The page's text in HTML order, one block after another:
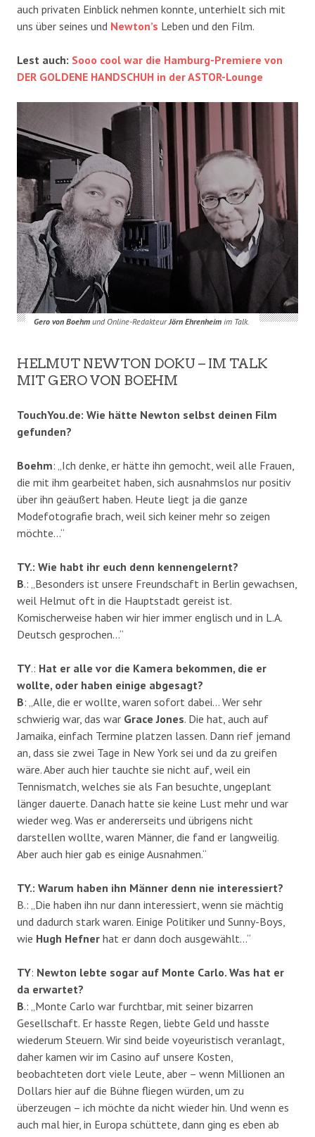
auch privaten Einblick nehmen konnte, unterhielt sich mit
uns über seines und Newton’s Leben und den Film.
Lest auch: Sooo cool war die Hamburg-Premiere von
DER GOLDENE HANDSCHUH in der ASTOR-Lounge
Gero von Boehmund Online-RedakteurJörn Ehrenheimim Talk.
HELMUT NEWTON DOKU – IM TALK
MIT GERO VON BOEHM
TouchYou.de: Wie hätte Newton selbst deinen Film
gefunden?
Boehm: „Ich denke, er hätte ihn gemocht, weil alle Frauen,
die mit ihm gearbeitet haben, sich ausnahmslos nur positiv
über ihn geäußert haben. Heute liegt ja die ganze
Modefotografie brach, weil sich keiner mehr so zeigen
möchte…“
TY.: Wie habt ihr euch denn kennengelernt?
B.: „Besonders ist unsere Freundschaft in Berlin gewachsen,
weil Helmut oft in die Hauptstadt gereist ist.
Komischerweise haben wir hier immer englisch und in L.A.
Deutsch gesprochen…“
TY.: Hat er alle vor die Kamera bekommen, die er
wollte, oder haben einige abgesagt?
B: „Alle, die er wollte, waren sofort dabei… Wer sehr
schwierig war, das war Grace Jones. Die hat, auch auf
Jamaika, einfach Termine platzen lassen. Dann rief jemand
an, dass sie zwei Tage in New York sei und da zu greifen
wäre. Aber auch hier tauchte sie nicht auf, weil ein
Tennismatch, welches sie als Fan besuchte, ungeplant
länger dauerte. Danach hatte sie keine Lust mehr und war
wieder weg. Was er andererseits und übrigens nicht
darstellen wollte, waren Männer, die fand er langweilig.
Aber auch hier gab es einige Ausnahmen.“
TY.: Warum haben ihn Männer denn nie interessiert?
B.: „Die haben ihn nur dann interessiert, wenn sie mächtig
und dadurch stark waren. Einige Politiker und Sunny-Boys,
wie Hugh Hefner hat er dann doch ausgewählt…“
TY: Newton lebte sogar auf Monte Carlo. Was hat er
da erwartet?
B.: „Monte Carlo war furchtbar, mit seiner bizarren
Gesellschaft. Er hasste Regen, liebte Geld und hasste
wiederum Steuern. Wir sind beide voyeuristisch veranlagt,
daher kamen wir im Casino auf unsere Kosten,
beobachteten dort viele Leute, aber – wenn Millionen an
Dollars hier auf die Bühne fliegen würden, um zu
überzeugen – ich möchte da nicht wieder hin. Und wenn es
auch mal hier, in Europa schüttete, dann ging es eben ab